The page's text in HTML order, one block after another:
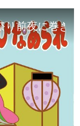
前夜に巻き